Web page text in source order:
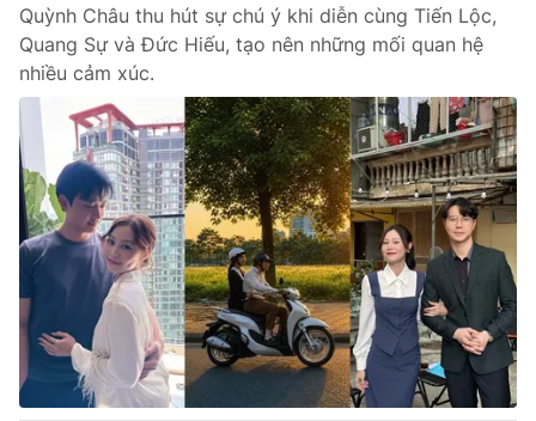
Quỳnh Châu thu hút sự chú ý khi diễn cùng Tiến Lộc,
Quang Sự và Đức Hiếu, tạo nên những mối quan hệ
nhiều cảm xúc.